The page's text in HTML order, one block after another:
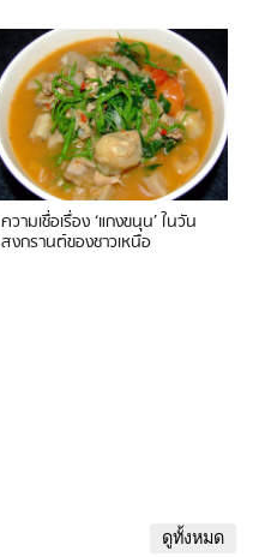
ความเชื่อเรื่อง ‘แกงขนุน’ ในวัน
สงกรานต์ของชาวเหนือ
ดูทั้งหมด